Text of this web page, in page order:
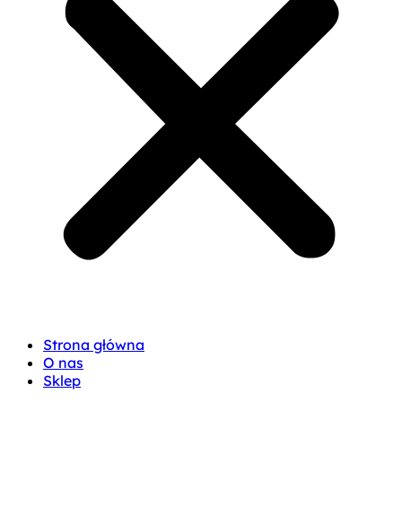
Strona główna
O nas
Sklep